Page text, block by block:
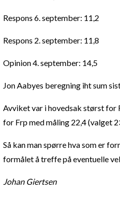
Respons 6. september: 11,2
Respons 2. september: 11,8
Opinion 4. september: 14,5
Jon Aabyes beregning iht sum
Avviket var i hovedsak størst
for Frp med måling 22,4 (valget
Så kan man spørre hva som er
formålet å treffe på eventuelle
Johan Giertsen